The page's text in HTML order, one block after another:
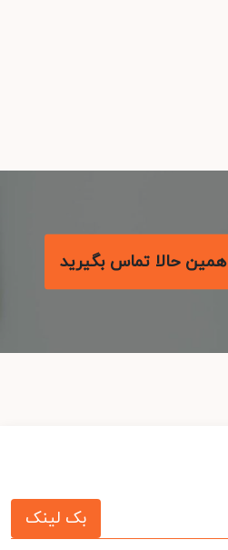
همین حالا تماس بگیرید
بک لینک